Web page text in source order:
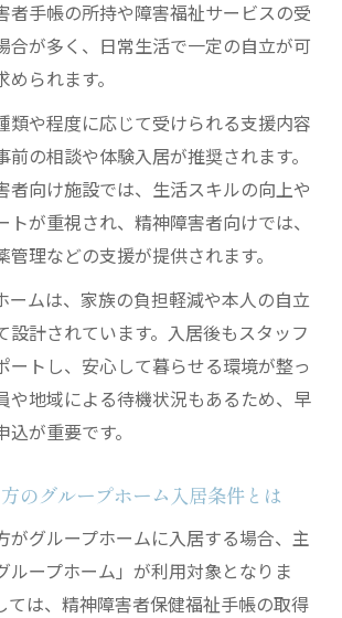
からグループホーム契約までの手
談で分かるグループホームの雰囲
ホーム入居時に必要な書類と注意
ホーム入居基準の確認ポイント
応するグループホームの特徴
けグループホームの入居条件を解
ホーム障害者支援サービスの実際
プホームでの共同生活と個別支援の
ループホームと老人ホームの違い
者がグループホームで暮らすメリ
もグループホームで暮らせる？
者手帳の所持や障害福祉サービスの受
合が多く、日常生活で一定の自立が可
られます。
類や程度に応じて受けられる支援内容
の相談や体験入居が推奨されます。
者向け施設では、生活スキルの向上や
が重視され、精神障害者向けでは、
理などの支援が提供されます。
ームは、家族の負担軽減や本人の自立
設計されています。入居後もスタッフ
ートし、安心して暮らせる環境が整っ
や地域による待機状況もあるため、早
が重要です。
のグループホーム入居条件とは
がグループホームに入居する場合、主
ループホーム」が利用対象となりま
ては、精神障害者保健福祉手帳の取得